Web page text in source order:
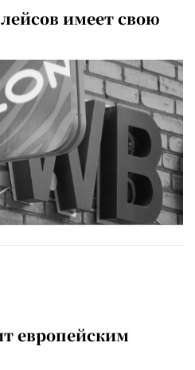
имеет свою
европейским